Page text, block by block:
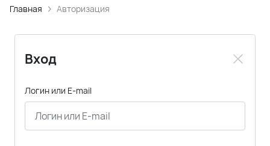
Главная Авторизация
Вход
Логин или E-mail